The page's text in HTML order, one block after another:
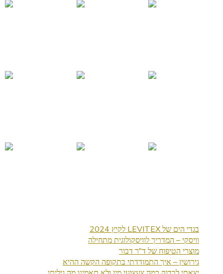
בגדי הים של LEVITEX לקיץ 2024
וויסקי – המדריך לוויסקולוגית מתחילה
מוצרי הטיפוח של ד"ר דבור
גירושין – איך התמודדתי בתקופה הקשה ההיא